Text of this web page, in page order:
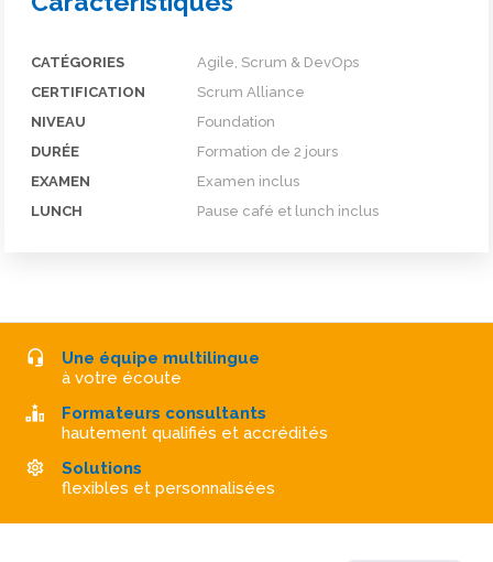
CATÉGORIES
Agile, Scrum & DevOps
CERTIFICATION
Scrum Alliance
NIVEAU
Foundation
DURÉE
Formation de 2 jours
EXAMEN
Examen inclus
LUNCH
Pause café et lunch inclus
Une équipe multilingue
à votre écoute
Formateurs consultants
hautement qualifiés et accrédités
Solutions
flexibles et personnalisées